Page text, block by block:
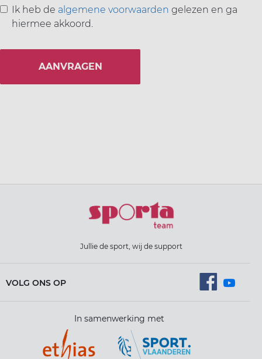
Ik heb de algemene voorwaarden gelezen en ga
hiermee akkoord.
AANVRAGEN
Jullie de sport, wij de support
VOLG ONS OP
In samenwerking met